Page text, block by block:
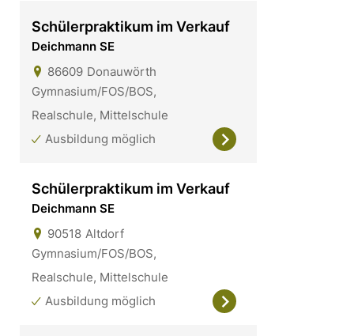
Schülerpraktikum im Verkauf
Deichmann SE
86609 Donauwörth
Gymnasium/FOS/BOS,
Realschule, Mittelschule
Ausbildung möglich
Schülerpraktikum im Verkauf
Deichmann SE
90518 Altdorf
Gymnasium/FOS/BOS,
Realschule, Mittelschule
Ausbildung möglich